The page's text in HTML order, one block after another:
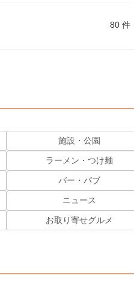
80 件
施設・公園
ラーメン・つけ麺
バー・パブ
ニュース
お取り寄せグルメ